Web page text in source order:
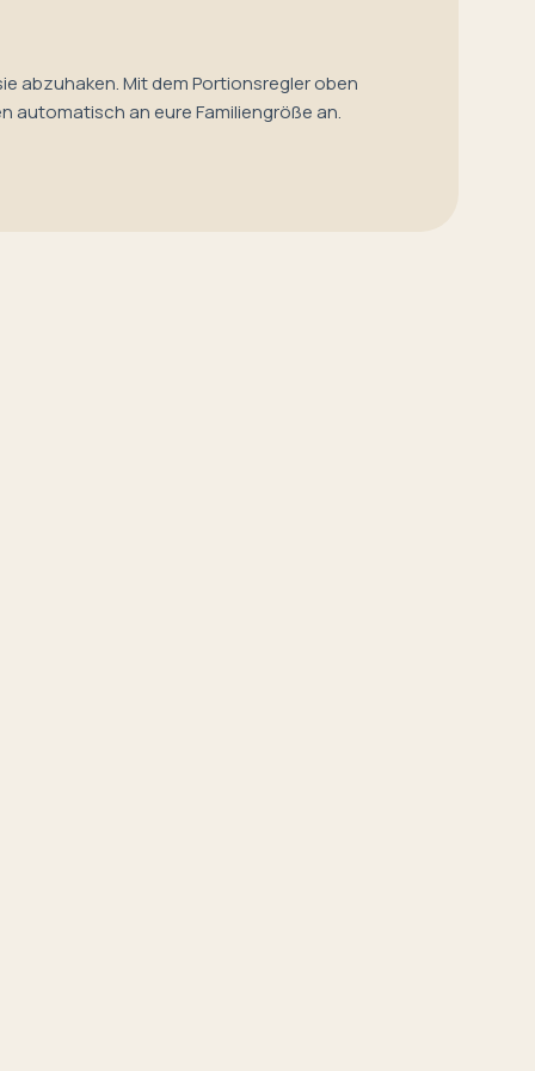
abzuhaken. Mit dem Portionsregler oben
automatisch an eure Familiengröße an.